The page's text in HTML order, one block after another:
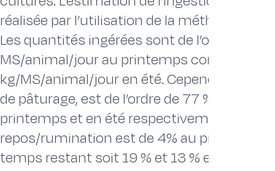
réalisée par l’utilisation de la méthode de
Les quantités ingérées sont de l’ordre 1,9 kg
MS/animal/jour au printemps contre 2,1
kg/MS/animal/jour en été. Cependant, le
de pâturage, est de l’ordre de 77 % contre
printemps et en été respectivement ; celui
repos/rumination est de 4% au printemps
temps restant soit 19 % et 13 % est